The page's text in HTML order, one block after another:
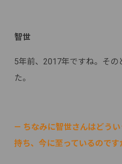
智世
5年前、2017年ですね。その
た。
— ちなみに智世さんはどう
持ち、今に至っているのです